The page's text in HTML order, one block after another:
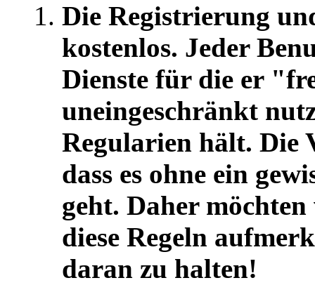
Die Registrierung
kostenlos. Jeder
Dienste für die er
uneingeschränkt
Regularien hält. Die
dass es ohne ein
geht. Daher
diese Regeln
daran zu halten!